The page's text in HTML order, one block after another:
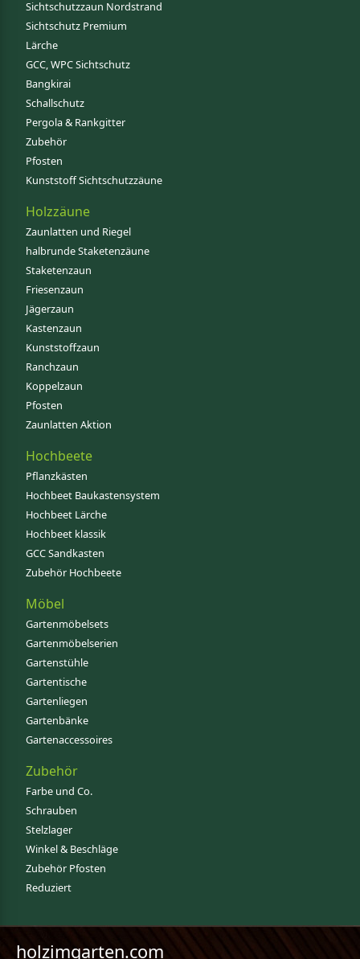
Sichtschutzzaun Nordstrand
Sichtschutz Premium
Lärche
GCC, WPC Sichtschutz
Bangkirai
Schallschutz
Pergola & Rankgitter
Zubehör
Pfosten
Kunststoff Sichtschutzzäune
Holzzäune
Zaunlatten und Riegel
halbrunde Staketenzäune
Staketenzaun
Friesenzaun
Jägerzaun
Kastenzaun
Kunststoffzaun
Ranchzaun
Koppelzaun
Pfosten
Zaunlatten Aktion
Hochbeete
Pflanzkästen
Hochbeet Baukastensystem
Hochbeet Lärche
Hochbeet klassik
GCC Sandkasten
Zubehör Hochbeete
Möbel
Gartenmöbelsets
Gartenmöbelserien
Gartenstühle
Gartentische
Gartenliegen
Gartenbänke
Gartenaccessoires
Zubehör
Farbe und Co.
Schrauben
Stelzlager
Winkel & Beschläge
Zubehör Pfosten
Reduziert
holzimgarten.com